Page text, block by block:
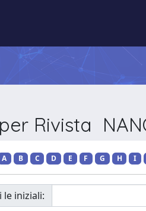
Rivista
A B C D E F G H I
le iniziali: